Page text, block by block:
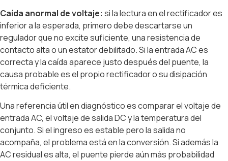
Caída anormal de voltaje: si la lectura en el rectificador es
inferior a la esperada, primero debe descartarse un
regulador que no excite suficiente, una resistencia de
contacto alta o un estator debilitado. Si la entrada AC es
correcta y la caída aparece justo después del puente, la
causa probable es el propio rectificador o su disipación
térmica deficiente.
Una referencia útil en diagnóstico es comparar el voltaje de
entrada AC, el voltaje de salida DC y la temperatura del
conjunto. Si el ingreso es estable pero la salida no
acompaña, el problema está en la conversión. Si además la
AC residual es alta, el puente pierde aún más probabilidad